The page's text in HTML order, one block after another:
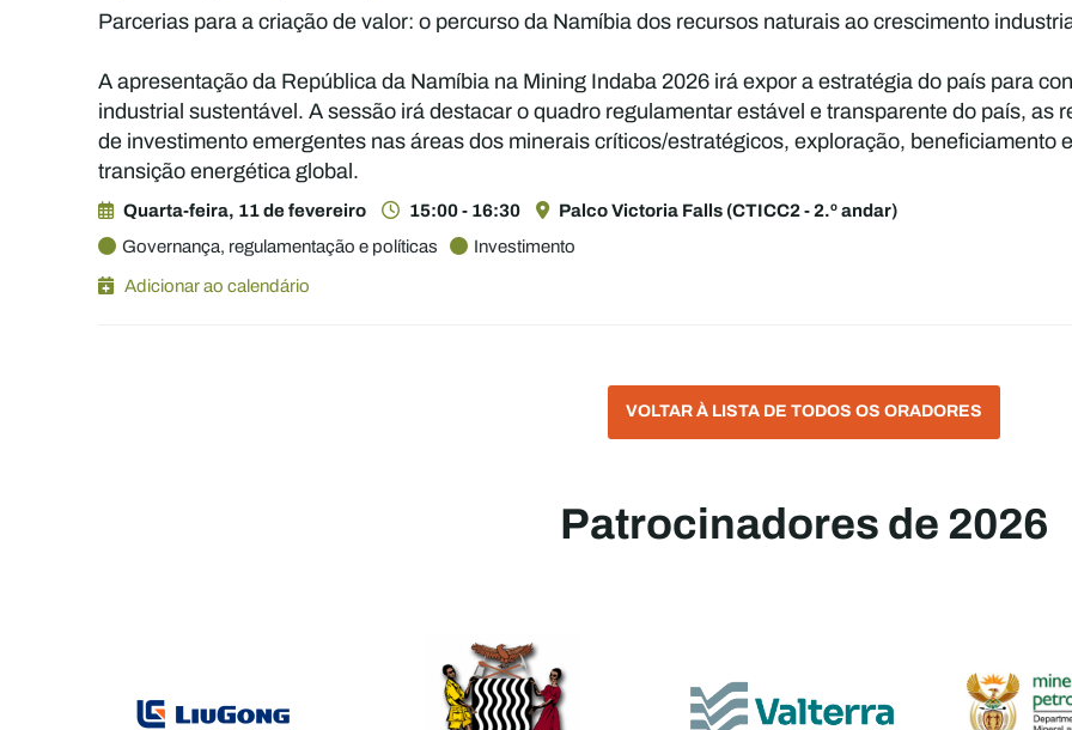
Parcerias para a criação de valor: o percurso da Namíbia dos recursos naturais ao crescimento
A apresentação da República da Namíbia na Mining Indaba 2026 irá expor a estratégia do país para
industrial sustentável. A sessão irá destacar o quadro regulamentar estável e transparente do país, as
de investimento emergentes nas áreas dos minerais críticos/estratégicos, exploração, beneficiamento
transição energética global.
Quarta-feira, 11 de fevereiro 15:00 - 16:30
Palco Victoria Falls (CTICC2 - 2.º andar)
Governança, regulamentação e políticas
Investimento
Adicionar ao calendário
VOLTAR À LISTA DE TODOS OS ORADORES
Patrocinadores de 2026